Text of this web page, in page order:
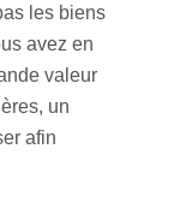
les biens
avez en
valeur
un
afin